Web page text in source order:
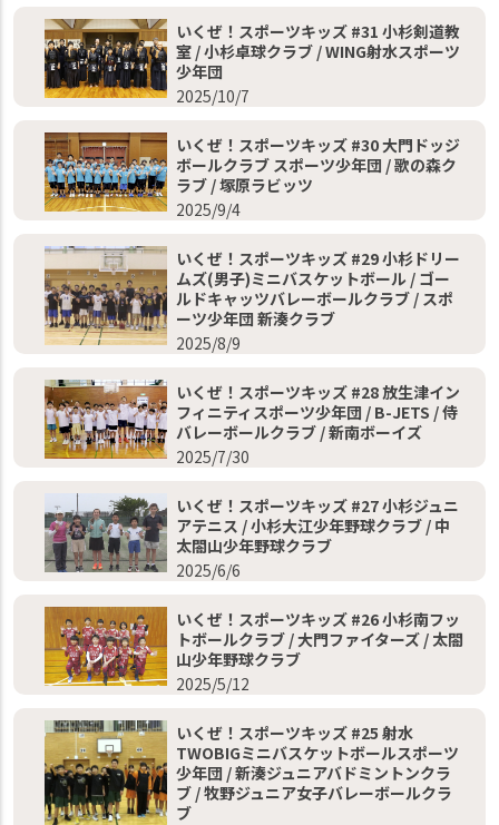
いくぜ！スポーツキッズ #31 小杉剣道教
室 / 小杉卓球クラブ / WING射水スポーツ
少年団
2025/10/7
いくぜ！スポーツキッズ #30 大門ドッジ
ボールクラブ スポーツ少年団 / 歌の森ク
ラブ / 塚原ラビッツ
2025/9/4
いくぜ！スポーツキッズ #29 小杉ドリー
ムズ(男子)ミニバスケットボール / ゴー
ルドキャッツバレーボールクラブ / スポ
ーツ少年団 新湊クラブ
2025/8/9
いくぜ！スポーツキッズ #28 放生津イン
フィニティスポーツ少年団 / B-JETS / 侍
バレーボールクラブ / 新南ボーイズ
2025/7/30
いくぜ！スポーツキッズ #27 小杉ジュニ
アテニス / 小杉大江少年野球クラブ / 中
太閤山少年野球クラブ
2025/6/6
いくぜ！スポーツキッズ #26 小杉南フッ
トボールクラブ / 大門ファイターズ / 太閤
山少年野球クラブ
2025/5/12
いくぜ！スポーツキッズ #25 射水
TWOBIGミニバスケットボールスポーツ
少年団 / 新湊ジュニアバドミントンクラ
ブ / 牧野ジュニア女子バレーボールクラ
ブ